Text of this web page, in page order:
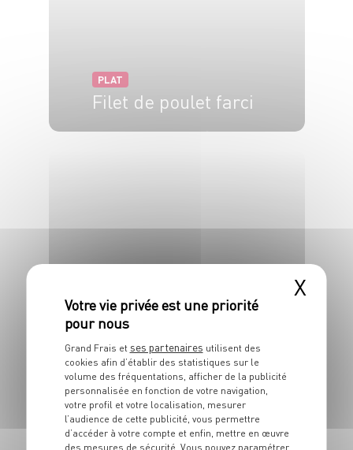
PLAT
Filet de poulet farci
Boudin maison à la
crème
4 pers. 15 min 15 min
X
Grand Frais et ses partenaires utilisent des
cookies afin d’établir des statistiques sur le
volume des fréquentations, afficher de la publicité
personnalisée en fonction de votre navigation,
votre profil et votre localisation, mesurer
l’audience de cette publicité, vous permettre
d’accéder à votre compte et enfin, mettre en œuvre
des mesures de sécurité. Vous pouvez paramétrer